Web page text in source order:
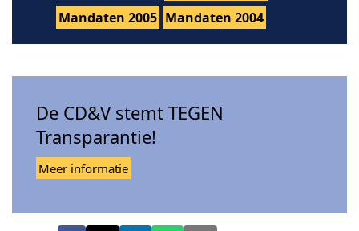
Mandaten 2005 Mandaten 2004
De CD&V stemt TEGEN
Transparantie!
Meer informatie